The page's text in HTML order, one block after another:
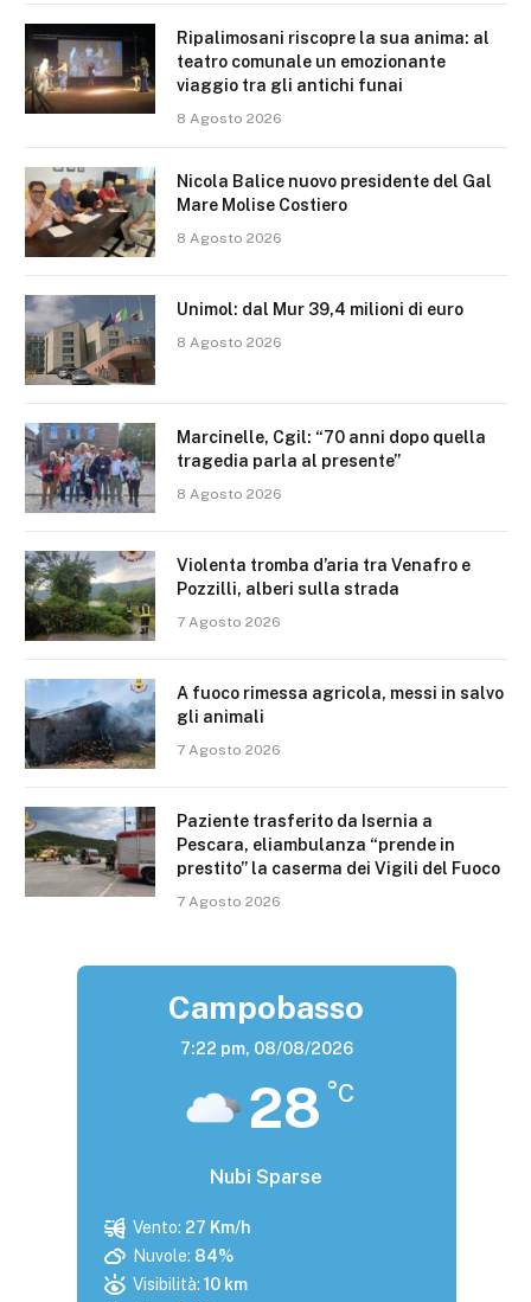
Ripalimosani riscopre la sua anima: al
teatro comunale un emozionante
viaggio tra gli antichi funai
8 Agosto 2026
Nicola Balice nuovo presidente del Gal
Mare Molise Costiero
8 Agosto 2026
Unimol: dal Mur 39,4 milioni di euro
8 Agosto 2026
Marcinelle, Cgil: “70 anni dopo quella
tragedia parla al presente”
8 Agosto 2026
Violenta tromba d’aria tra Venafro e
Pozzilli, alberi sulla strada
7 Agosto 2026
A fuoco rimessa agricola, messi in salvo
gli animali
7 Agosto 2026
Paziente trasferito da Isernia a
Pescara, eliambulanza “prende in
prestito” la caserma dei Vigili del Fuoco
7 Agosto 2026
Campobasso
7:22 pm, 08/08/2026
28 °C
Nubi Sparse
Vento: 27 Km/h
Nuvole: 84%
Visibilità: 10 km